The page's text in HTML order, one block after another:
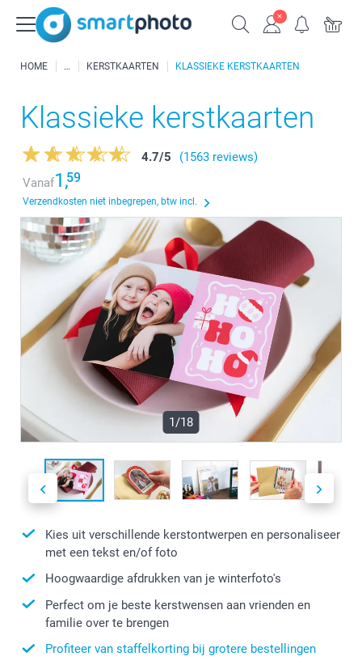
HOME KERSTKAARTEN KLASSIEKE KERSTKAARTEN
Klassieke kerstkaarten
4.7/5
(1563 reviews)
Vanaf1,59
Verzendkosten niet inbegrepen, btw incl.
1/18
Kies uit verschillende kerstontwerpen en personaliseer
met een tekst en/of foto
Hoogwaardige afdrukken van je winterfoto's
Perfect om je beste kerstwensen aan vrienden en
familie over te brengen
Profiteer van staffelkorting bij grotere bestellingen